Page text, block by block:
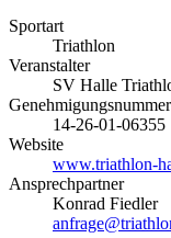
Sportart
Triathlon
Veranstalter
SV Halle
Genehmigungsnummer
14-26-01-06355
Website
www.triathlon-
Ansprechpartner
Konrad Fiedler